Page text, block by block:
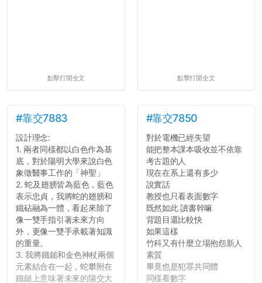
點擊打開全文 點擊打開全文
#靠交7883
設計理念:
1. 兩者同樣都以白色作為基
底，對於陽明大學來說白色
象徵醫事工作的「神聖」
2. 蛇及翅膀皆為藍色，藍色
表示忠貞，我將蛇的翅膀和
鐵砧融為一體，看起來除了
像一雙手指引著未來方向
外，更像一雙手承載著知識
的重量。
3. 我將鐵鎚和金色神杖兩個
元素結合在一起，蛇攀附在
鐵鎚上意味著未來的陽交大
#靠交7850
對於電機已經失望
能把整本課本吸收並不依靠
考古題的人
現在在系上還有多少
說實話
教授也只看表面數字
既然如此 讀書幹嘛
背題目還比較快
如果這樣
竹科又有什麼立場抱怨新人
素質
畢竟也是犯罪共同體
同樣看數字